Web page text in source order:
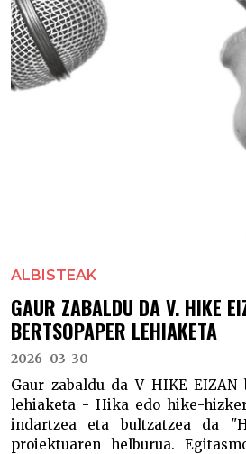
ALBISTEAK
GAUR ZABALDU DA V. HIKE
BERTSOPAPER LEHIAKETA
2026-03-30
Gaur zabaldu da V HIKE EIZAN
lehiaketa - Hika edo hike-
indartzea eta bultzatzea da
proiektuaren helburua.